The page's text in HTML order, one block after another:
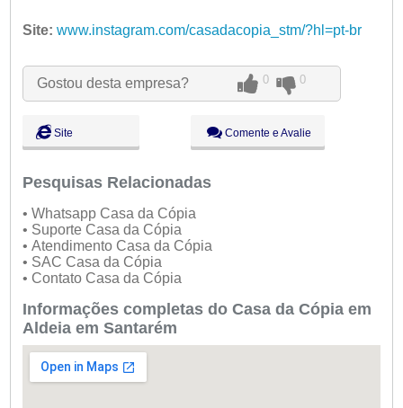
Ter:
09:00 - 18:00
Qui:
09:00 - 18:00
Sex:
09:00 - 18:00
Site: www.instagram.com/casadacopia_stm/?hl=pt-br
Gostou desta empresa? 0 0
Site Comente e Avalie
Pesquisas Relacionadas
• Whatsapp Casa da Cópia
• Suporte Casa da Cópia
• Atendimento Casa da Cópia
• SAC Casa da Cópia
• Contato Casa da Cópia
Informações completas do Casa da Cópia em
Aldeia em Santarém